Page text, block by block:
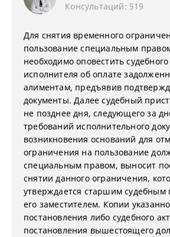
Консультаций: 519
Для снятия временного
пользование специальным
необходимо оповестить
исполнителя об оплате
алиментам, предъявив
документы. Далее судебный
не позднее дня, следующего за
требований исполнительного
возникновения оснований для
ограничения на пользование
специальным правом, выносит
снятии данного ограничения,
утверждается старшим судебным
его заместителем. Копии
постановления либо судебного
постановления вышестоящего